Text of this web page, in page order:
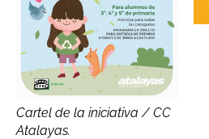
Cartel de la iniciativa / CC
Atalayas.